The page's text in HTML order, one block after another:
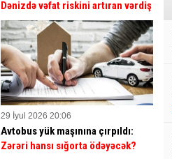
Dənizdə vəfat riskini artıran vərdiş
29 İyul 2026 20:06
Avtobus yük maşınına çırpıldı:
Zərəri hansı sığorta ödəyəcək?